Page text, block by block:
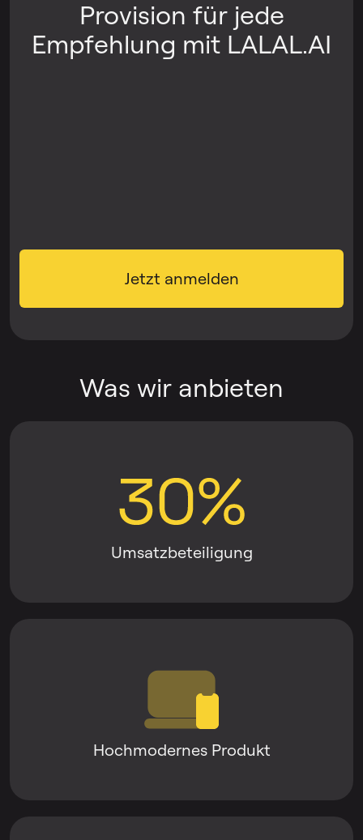
Provision für jede
Empfehlung mit LALAL.AI
Jetzt anmelden
Was wir anbieten
Umsatzbeteiligung
Hochmodernes Produkt